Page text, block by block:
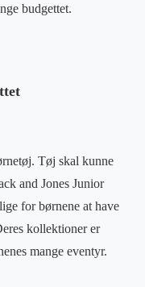
budgettet.
Tøj skal kunne
and Jones Junior
for børnene at have
kollektioner er
mange eventyr.